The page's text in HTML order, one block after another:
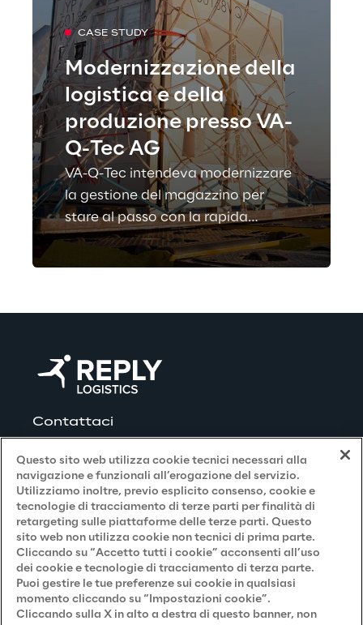
CASE STUDY
Modernizzazione della
logistica e della
produzione presso VA-
Q-Tec AG
VA-Q-Tec intendeva modernizzare
la gestione del magazzino per
stare al passo con la rapida
crescita del business e si è rivolta a
Reply come partner strategico per
Contattaci
Privacy and Legal
Privacy & Cookie Policy
Privacy Notice(Candidato)
Privacy Notice(Cliente)
Questo sito web utilizza cookie tecnici necessari alla
navigazione e funzionali all’erogazione del servizio.
Utilizziamo inoltre, previo esplicito consenso, cookie e
tecnologie di tracciamento di terze parti per finalità di
retargeting sulle piattaforme delle terze parti. Questo
sito web non utilizza cookie non tecnici di prima parte.
Cliccando su “Accetto tutti i cookie” acconsenti all’uso
dei cookie e tecnologie di tracciamento di terza parte.
Puoi gestire le tue preferenze sui cookie in qualsiasi
momento cliccando su “Impostazioni cookie”.
Cliccando sulla X in alto a destra di questo banner, non